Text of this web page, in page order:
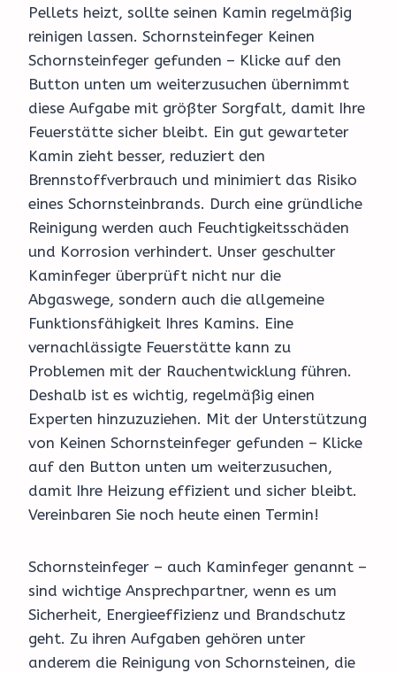
Pellets heizt, sollte seinen Kamin regelmäßig
reinigen lassen. Schornsteinfeger Keinen
Schornsteinfeger gefunden – Klicke auf den
Button unten um weiterzusuchen übernimmt
diese Aufgabe mit größter Sorgfalt, damit Ihre
Feuerstätte sicher bleibt. Ein gut gewarteter
Kamin zieht besser, reduziert den
Brennstoffverbrauch und minimiert das Risiko
eines Schornsteinbrands. Durch eine gründliche
Reinigung werden auch Feuchtigkeitsschäden
und Korrosion verhindert. Unser geschulter
Kaminfeger überprüft nicht nur die
Abgaswege, sondern auch die allgemeine
Funktionsfähigkeit Ihres Kamins. Eine
vernachlässigte Feuerstätte kann zu
Problemen mit der Rauchentwicklung führen.
Deshalb ist es wichtig, regelmäßig einen
Experten hinzuzuziehen. Mit der Unterstützung
von Keinen Schornsteinfeger gefunden – Klicke
auf den Button unten um weiterzusuchen,
damit Ihre Heizung effizient und sicher bleibt.
Vereinbaren Sie noch heute einen Termin!
Schornsteinfeger – auch Kaminfeger genannt –
sind wichtige Ansprechpartner, wenn es um
Sicherheit, Energieeffizienz und Brandschutz
geht. Zu ihren Aufgaben gehören unter
anderem die Reinigung von Schornsteinen, die